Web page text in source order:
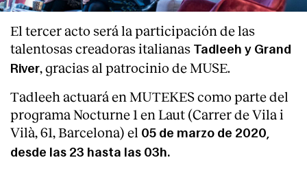
El tercer acto será la participación de las
talentosas creadoras italianas Tadleeh y Grand
River, gracias al patrocinio de MUSE.
Tadleeh actuará en MUTEKES como parte del
programa Nocturne 1 en Laut (Carrer de Vila i
Vilà, 61, Barcelona) el 05 de marzo de 2020,
desde las 23 hasta las 03h.